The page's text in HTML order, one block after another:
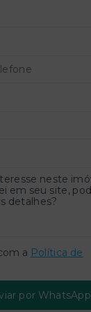
a Política de
por WhatsApp